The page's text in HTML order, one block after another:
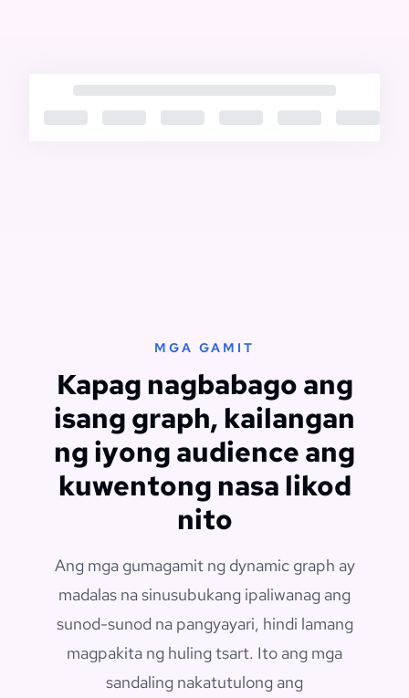
MGA GAMIT
Kapag nagbabago ang
isang graph, kailangan
ng iyong audience ang
kuwentong nasa likod
nito
Ang mga gumagamit ng dynamic graph ay
madalas na sinusubukang ipaliwanag ang
sunod-sunod na pangyayari, hindi lamang
magpakita ng huling tsart. Ito ang mga
sandaling nakatutulong ang